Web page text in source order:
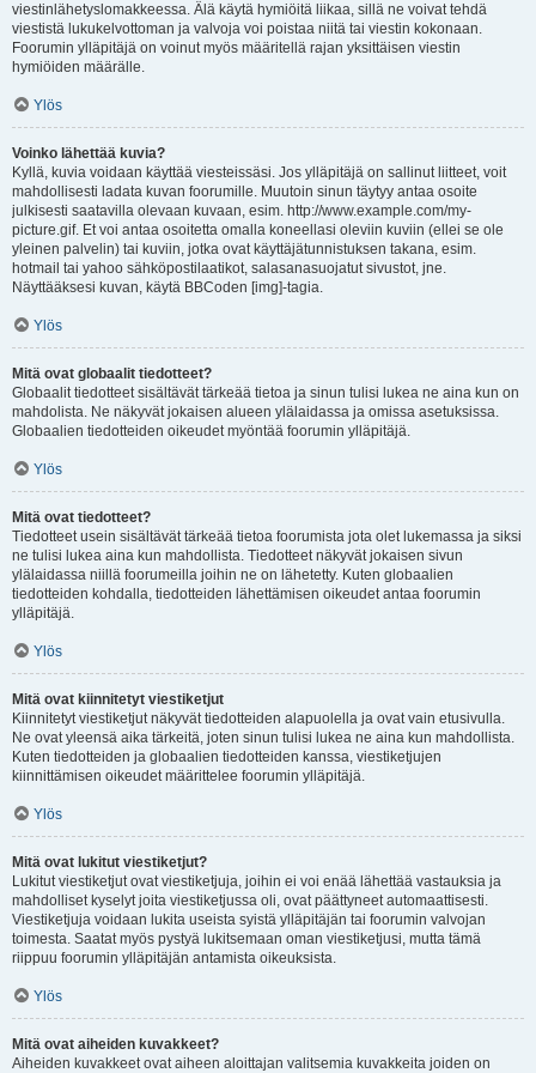
viestinlähetyslomakkeessa. Älä käytä hymiöitä liikaa, sillä ne voivat tehdä
viestistä lukukelvottoman ja valvoja voi poistaa niitä tai viestin kokonaan.
Foorumin ylläpitäjä on voinut myös määritellä rajan yksittäisen viestin
hymiöiden määrälle.
Ylös
Voinko lähettää kuvia?
Kyllä, kuvia voidaan käyttää viesteissäsi. Jos ylläpitäjä on sallinut liitteet, voit
mahdollisesti ladata kuvan foorumille. Muutoin sinun täytyy antaa osoite
julkisesti saatavilla olevaan kuvaan, esim. http://www.example.com/my-
picture.gif. Et voi antaa osoitetta omalla koneellasi oleviin kuviin (ellei se ole
yleinen palvelin) tai kuviin, jotka ovat käyttäjätunnistuksen takana, esim.
hotmail tai yahoo sähköpostilaatikot, salasanasuojatut sivustot, jne.
Näyttääksesi kuvan, käytä BBCoden [img]-tagia.
Ylös
Mitä ovat globaalit tiedotteet?
Globaalit tiedotteet sisältävät tärkeää tietoa ja sinun tulisi lukea ne aina kun on
mahdolista. Ne näkyvät jokaisen alueen ylälaidassa ja omissa asetuksissa.
Globaalien tiedotteiden oikeudet myöntää foorumin ylläpitäjä.
Ylös
Mitä ovat tiedotteet?
Tiedotteet usein sisältävät tärkeää tietoa foorumista jota olet lukemassa ja siksi
ne tulisi lukea aina kun mahdollista. Tiedotteet näkyvät jokaisen sivun
ylälaidassa niillä foorumeilla joihin ne on lähetetty. Kuten globaalien
tiedotteiden kohdalla, tiedotteiden lähettämisen oikeudet antaa foorumin
ylläpitäjä.
Ylös
Mitä ovat kiinnitetyt viestiketjut
Kiinnitetyt viestiketjut näkyvät tiedotteiden alapuolella ja ovat vain etusivulla.
Ne ovat yleensä aika tärkeitä, joten sinun tulisi lukea ne aina kun mahdollista.
Kuten tiedotteiden ja globaalien tiedotteiden kanssa, viestiketjujen
kiinnittämisen oikeudet määrittelee foorumin ylläpitäjä.
Ylös
Mitä ovat lukitut viestiketjut?
Lukitut viestiketjut ovat viestiketjuja, joihin ei voi enää lähettää vastauksia ja
mahdolliset kyselyt joita viestiketjussa oli, ovat päättyneet automaattisesti.
Viestiketjuja voidaan lukita useista syistä ylläpitäjän tai foorumin valvojan
toimesta. Saatat myös pystyä lukitsemaan oman viestiketjusi, mutta tämä
riippuu foorumin ylläpitäjän antamista oikeuksista.
Ylös
Mitä ovat aiheiden kuvakkeet?
Aiheiden kuvakkeet ovat aiheen aloittajan valitsemia kuvakkeita joiden on